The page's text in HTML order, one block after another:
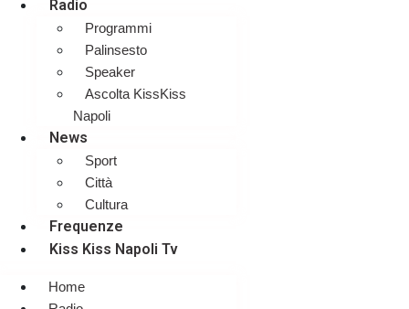
Radio
Programmi
Palinsesto
Speaker
Ascolta KissKiss
Napoli
News
Sport
Città
Cultura
Frequenze
Kiss Kiss Napoli Tv
Home